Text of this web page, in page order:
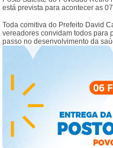
está prevista para acontecer as
Toda comitiva do Prefeito David
vereadores convidam todos para
passo no desenvolvimento da